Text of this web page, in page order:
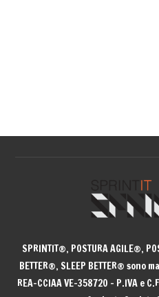
SPRINTIT®, POSTURA AGILE®,
BETTER®, SLEEP BETTER® sono
REA-CCIAA VE-358720 – P.IVA e